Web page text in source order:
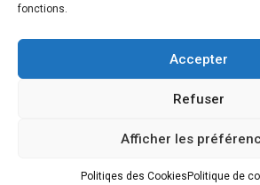
fonctions.
Accepter
Refuser
Afficher les
Politiqes des Cookies Politique de
19, Avr 2023
Asanko Logo